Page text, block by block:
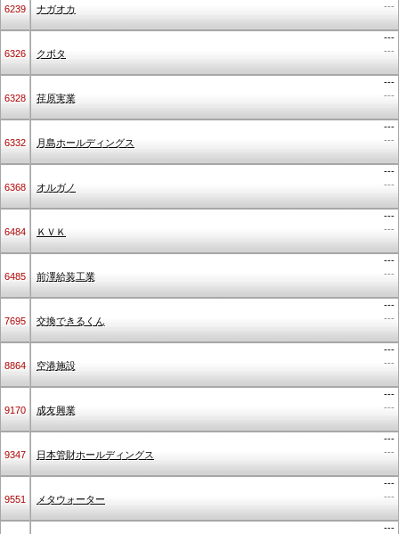
6239 ナガオカ
---
6326 クボタ
---
---
6328 荏原実業
---
---
6332 月島ホールディングス
---
---
6368 オルガノ
---
---
6484 ＫＶＫ
---
---
6485 前澤給装工業
---
---
7695 交換できるくん
---
---
8864 空港施設
---
---
9170 成友興業
---
---
9347 日本管財ホールディングス
---
---
9551 メタウォーター
---
---
---